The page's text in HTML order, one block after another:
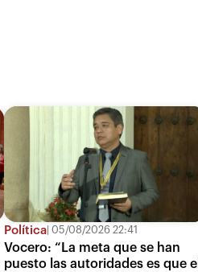
Política 05/08/2026 22:41
Vocero: “La meta que se han
puesto las autoridades es que el